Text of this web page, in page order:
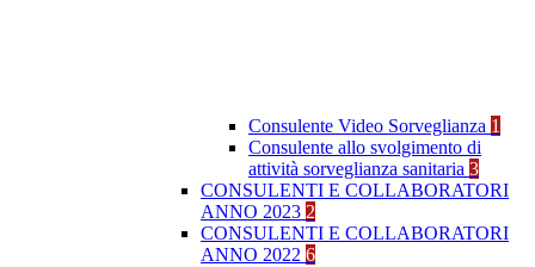
Consulente Video Sorveglianza 1
Consulente allo svolgimento di
attività sorveglianza sanitaria 3
CONSULENTI E COLLABORATORI
ANNO 2023 2
CONSULENTI E COLLABORATORI
ANNO 2022 6